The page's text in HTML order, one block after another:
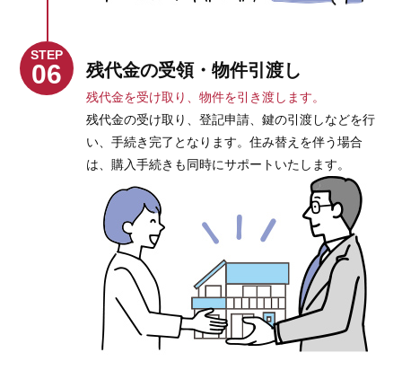
STEP
06 残代金の受領・物件引渡し
残代金を受け取り、物件を引き渡します。
残代金の受け取り、登記申請、鍵の引渡しなどを行
い、手続き完了となります。住み替えを伴う場合
は、購入手続きも同時にサポートいたします。